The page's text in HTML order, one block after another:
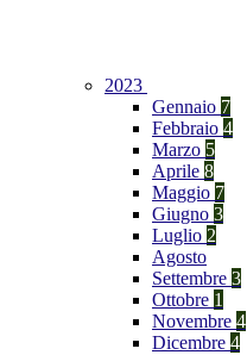
2023
Gennaio 7
Febbraio 4
Marzo 5
Aprile 8
Maggio 7
Giugno 3
Luglio 2
Agosto
Settembre 3
Ottobre 1
Novembre 4
Dicembre 4